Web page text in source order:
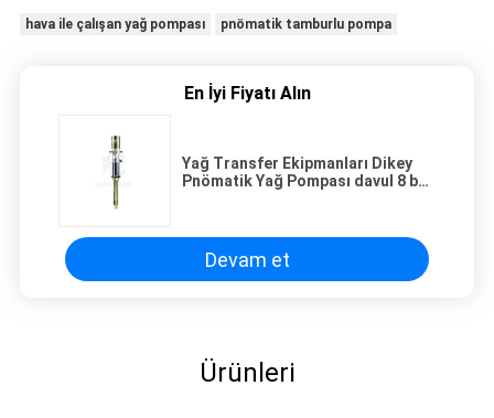
hava ile çalışan yağ pompası pnömatik tamburlu pompa
En İyi Fiyatı Alın
Yağ Transfer Ekipmanları Dikey
Pnömatik Yağ Pompası davul 8 bar
Devam et
Ürünleri